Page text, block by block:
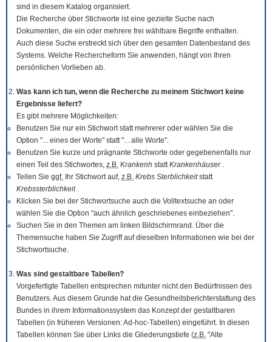
sind in diesem Katalog organisiert.
Die Recherche über Stichworte ist eine gezielte Suche nach
Dokumenten, die ein oder mehrere frei wählbare Begriffe enthalten.
Auch diese Suche erstreckt sich über den gesamten Datenbestand des
Systems. Welche Rechercheform Sie anwenden, hängt von Ihren
persönlichen Vorlieben ab.
Was kann ich tun, wenn die Recherche zu meinem Stichwort keine
Ergebnisse liefert?
Es gibt mehrere Möglichkeiten:
Benutzen Sie nur ein Stichwort statt mehrerer oder wählen Sie die
Option "... eines der Worte" statt "... alle Worte".
Benutzen Sie kurze und prägnante Stichworte oder gegebenenfalls nur
einen Teil des Stichwortes, z.B. Krankenh stattKrankenhäuser .
Teilen Sie ggf. Ihr Stichwort auf, z.B. Krebs Sterblichkeitstatt
Krebssterblichkeit .
Klicken Sie bei der Stichwortsuche auch die Volltextsuche an oder
wählen Sie die Option "auch ähnlich geschriebenes einbeziehen".
Suchen Sie in den Themen am linken Bildschirmrand. Über die
Themensuche haben Sie Zugriff auf dieselben Informationen wie bei der
Stichwortsuche.
Was sind gestaltbare Tabellen?
Vorgefertigte Tabellen entsprechen mitunter nicht den Bedürfnissen des
Benutzers. Aus diesem Grunde hat die Gesundheitsberichterstattung des
Bundes in ihrem Informationssystem das Konzept der gestaltbaren
Tabellen (in früheren Versionen: Ad-hoc-Tabellen) eingeführt. In diesen
Tabellen können Sie über Links die Gliederungstiefe (z.B. "Alte